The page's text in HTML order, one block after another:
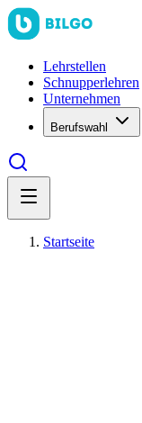
Lehrstellen
Schnupperlehren
Unternehmen
Berufswahl
Startseite